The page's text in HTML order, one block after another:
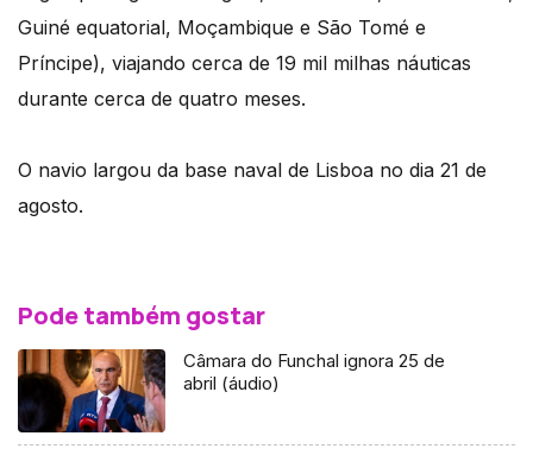
Guiné equatorial, Moçambique e São Tomé e
Príncipe), viajando cerca de 19 mil milhas náuticas
durante cerca de quatro meses.
O navio largou da base naval de Lisboa no dia 21 de
agosto.
Pode também gostar
Câmara do Funchal ignora 25 de
abril (áudio)